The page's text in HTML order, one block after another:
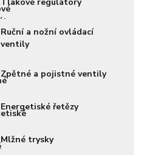
Ruční a nožní ovládací
ventily
Zpětné a pojistné ventily
Energetiské řetězy
Mlžné trysky